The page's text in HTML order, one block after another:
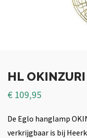
HL
€ 109,95
De Eglo hanglamp
verkrijgbaar is bij